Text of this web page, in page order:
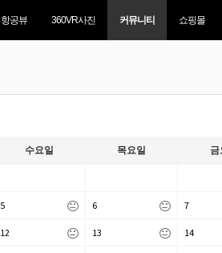
항공뷰 360VR사진 커뮤니티 쇼핑몰
수요일 목요일 금
5 6 7
12 13 14